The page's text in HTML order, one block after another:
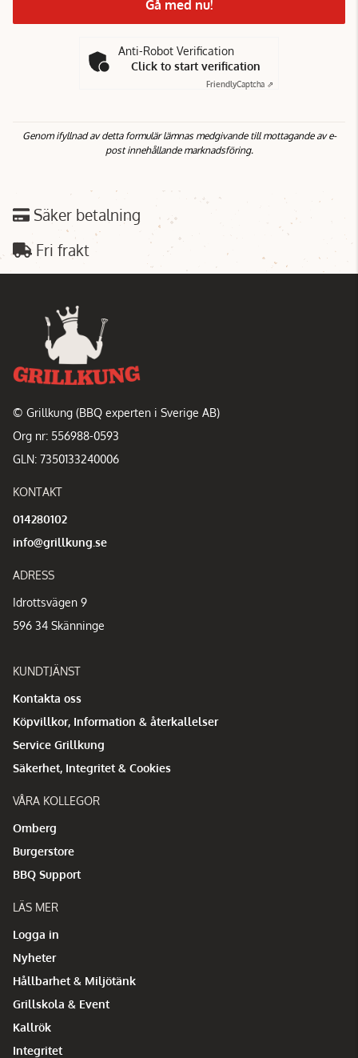
Gå med nu!
Anti-Robot Verification
Click to start verification
FriendlyCaptcha ⇗
Genom ifyllnad av detta formulär lämnas medgivande till mottagande av e-
post innehållande marknadsföring.
Säker betalning
Fri frakt
© Grillkung (BBQ experten i Sverige AB)
Org nr: 556988-0593
GLN: 7350133240006
KONTAKT
014280102
info@grillkung.se
ADRESS
Idrottsvägen 9
596 34 Skänninge
KUNDTJÄNST
Kontakta oss
Köpvillkor, Information & återkallelser
Service Grillkung
Säkerhet, Integritet & Cookies
VÅRA KOLLEGOR
Omberg
Burgerstore
BBQ Support
LÄS MER
Logga in
Nyheter
Hållbarhet & Miljötänk
Grillskola & Event
Kallrök
Integritet